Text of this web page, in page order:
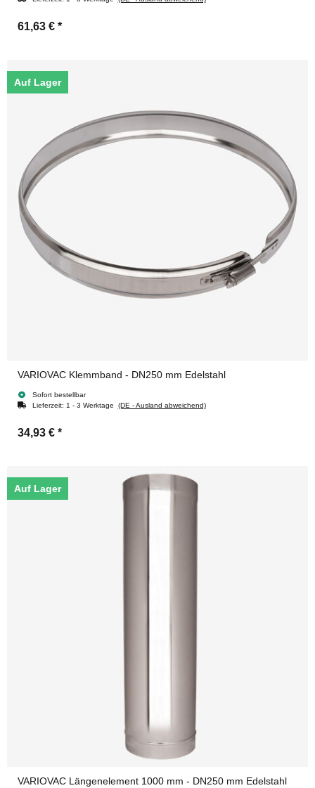
61,63 € *
Auf Lager
VARIOVAC Klemmband - DN250 mm Edelstahl
Sofort bestellbar
Lieferzeit: 1 - 3 Werktage (DE - Ausland abweichend)
34,93 € *
Auf Lager
VARIOVAC Längenelement 1000 mm - DN250 mm Edelstahl